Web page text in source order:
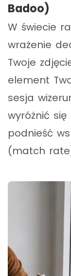
Badoo)
W świecie
wrażenie
Twoje
element
sesja
wyróżnić się
podnieść
(match